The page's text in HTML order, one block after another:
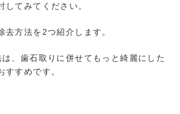
してみてください。
去方法を2つ紹介します。
、歯石取りに併せてもっと綺麗にした
すすめです。